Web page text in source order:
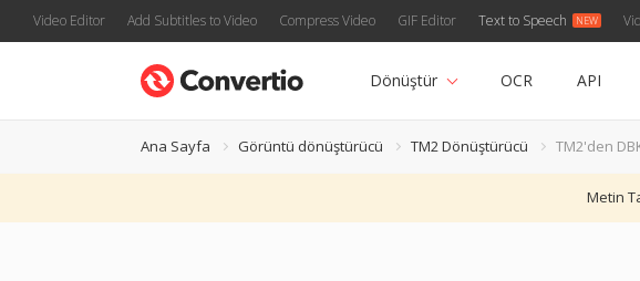
Video Editor Add Subtitles to Video Compress Video GIF Editor Text to Speech
Dönüştür OCR API
Ana Sayfa Görüntü dönüştürücü TM2 Dönüştürücü TM2'den
Metin